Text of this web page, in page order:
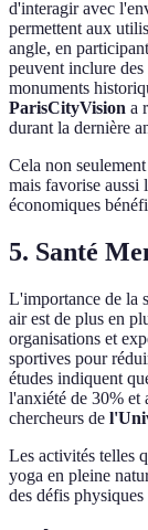
d'interagir avec
permettent aux
angle, en
peuvent inclure des
monuments
ParisCityVision a
durant la dernière
Cela non
mais favorise aussi
économiques
5. Santé
L'importance de la
air est de plus en
organisations et
sportives pour
études indiquent
l'anxiété de 30% et
chercheurs de
Les activités telles
yoga en pleine
des défis